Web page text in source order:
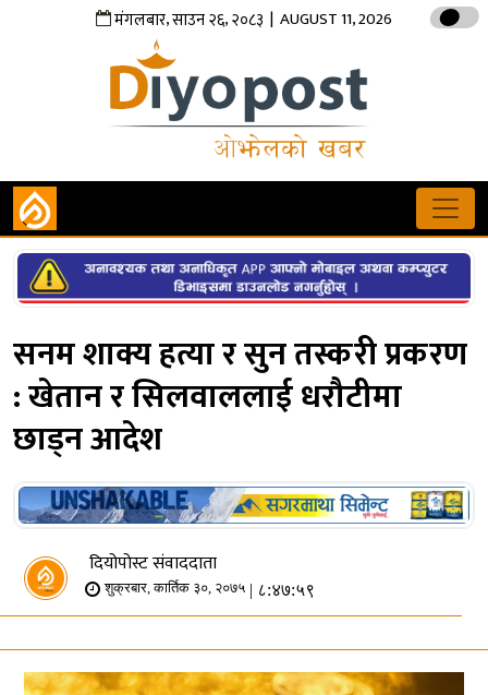
मंगलबार,साउन२६,२०८३ | AUGUST 11, 2026
सनम शाक्य हत्या र सुन तस्करी प्रकरण
: खेतान र सिलवाललाई धरौटीमा
छाड्न आदेश
दियोपोस्ट संवाददाता
शुक्रबार, कार्तिक ३०, २०७५ | ८:४७:५९